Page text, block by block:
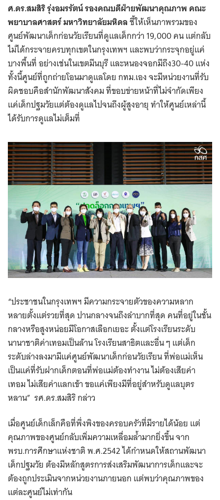
ศ.ดร.สมสิริ รุ่งอมรรัตน์ รองคณบดีฝ่ายพัฒนาคุณภาพ คณะ
พยาบาลศาสตร์ มหาวิทยาลัยมหิดลชี้ให้เห็นภาพรวมของ
ศูนย์พัฒนาเด็กก่อนวัยเรียนที่ดูแลเด็กกว่า 19,000 คน แต่กลับ
ไม่ได้กระจายครบทุกเขตในกรุงเทพฯ และพบว่ากระจุกอยู่แค่
บางพื้นที่ อย่างเช่นในเขตมีนบุรี และหนองจอกมีถึง30-40 แห่ง
ทั้งนี้ศูนย์ที่ถูกถ่ายโอนมาดูแลโดย กทม.เอง จะมีหน่วยงานที่รับ
ผิดชอบคือสำนักพัฒนาสังคม ที่ขอบข่ายหน้าที่ไม่จำกัดเพียง
แค่เด็กปฐมวัยแต่ต้องดูแลไปจนถึงผู้สูงอายุ ทำให้ศูนย์เหล่านี้
ได้รับการดูแลไม่เต็มที่
“ประชาชนในกรุงเทพฯ มีความกระจายตัวของความหลาก
หลายตั้งแต่รวยที่สุด ปานกลางจนถึงลำบากที่สุด คนที่อยู่ในชั้น
กลางหรือสูงหน่อยมีโอกาสเลือกเยอะ ตั้งแต่โรงเรียนระดับ
นานาชาติค่าเทอมเป็นล้าน โรงเรียนสาธิตและอื่น ๆ แต่เด็ก
ระดับล่างลงมามีแค่ศูนย์พัฒนาเด็กก่อนวัยเรียน ที่พ่อแม่เห็น
เป็นแค่ที่รับฝากเด็กตอนที่พ่อแม่ต้องทำงาน ไม่ต้องเสียค่า
เทอม ไม่เสียค่าแลกเข้า ขอแค่เพียงมีที่อยู่สำหรับดูแลบุตร
หลาน” รศ.ดร.สมสิริ กล่าว
เมื่อศูนย์เด็กเล็กคือที่พึ่งพิงของครอบครัวที่มีรายได้น้อย แต่
คุณภาพของศูนย์กลับเพิ่มความเหลื่อมล้ำมากยิ่งขึ้น จาก
พรบ.การศึกษาแห่งชาติ พ.ศ.2542 ได้กำหนดให้สถานพัฒนา
เด็กปฐมวัย ต้องมีหลักสูตรการส่งเสริมพัฒนาการเด็กและจะ
ต้องถูกประเมินจากหน่วยงานภายนอก แต่พบว่าคุณภาพของ
แต่ละศูนย์ไม่เท่ากัน